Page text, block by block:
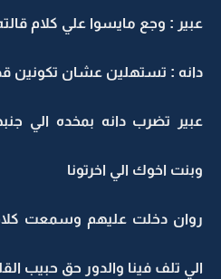
عبير : وجع مايسوا علي كلام قالته
دانه : تستهلين عشان تكونين قد
عبير تضرب دانه بمخده الي
وبنت اخوك الي اخرتونا
روان دخلت عليهم وسمعت كلام
الي تلف فينا والدور حق حبيب